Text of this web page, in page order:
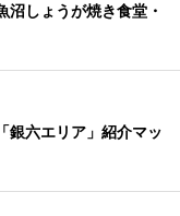
沼しょうが焼き食堂・
銀六エリア」紹介マッ